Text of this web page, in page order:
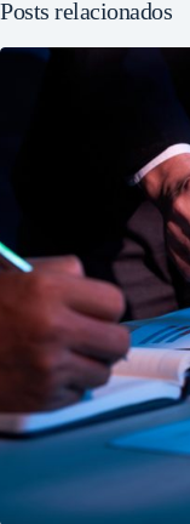
Posts relacionados